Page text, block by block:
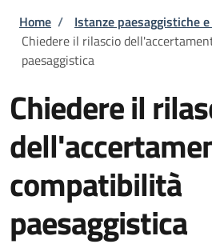
Briciole di pane
Home / Istanze paesaggistiche
Chiedere il rilascio
paesaggistica
Chiedere il
compatibilità
paesaggistica